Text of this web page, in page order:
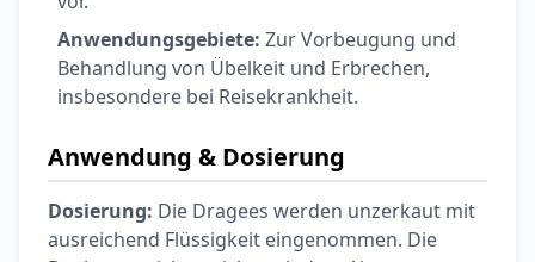
Hametum
Hämorrhoidensalbe:
Bei Hämorrhoiden
12,04 € 12,95 € -7%
Nach Marke kaufen
Anwendungsgebiete: Zur Vorbeugung und
Behandlung von Übelkeit und Erbrechen,
insbesondere bei Reisekrankheit.
Anwendung & Dosierung
Dosierung: Die Dragees werden unzerkaut mit
ausreichend Flüssigkeit eingenommen. Die